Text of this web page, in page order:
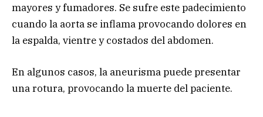
mayores y fumadores. Se sufre este padecimiento
cuando la aorta se inflama provocando dolores en
la espalda, vientre y costados del abdomen.
En algunos casos, la aneurisma puede presentar
una rotura, provocando la muerte del paciente.